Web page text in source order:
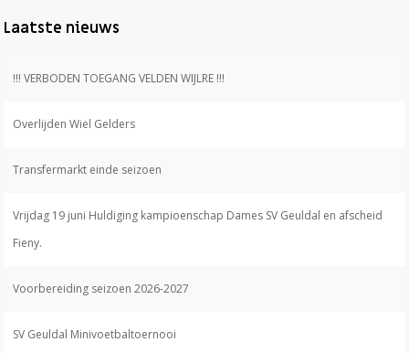
Laatste nieuws
!!! VERBODEN TOEGANG VELDEN WIJLRE !!!
Overlijden Wiel Gelders
Transfermarkt einde seizoen
Vrijdag 19 juni Huldiging kampioenschap Dames SV Geuldal en afscheid
Fieny.
Voorbereiding seizoen 2026-2027
SV Geuldal Minivoetbaltoernooi